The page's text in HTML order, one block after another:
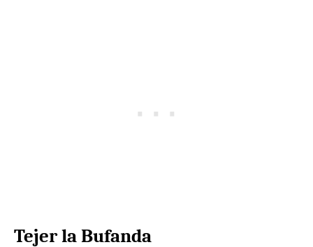
Tejer la Bufanda